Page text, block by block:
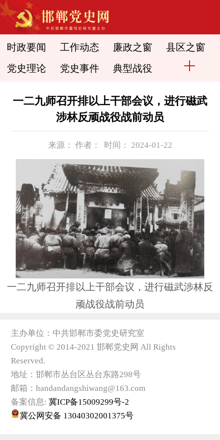
时政要闻 工作动态 廉政之窗 县区之窗
党史理论 党史事件 典型战役
一二九师召开排以上干部会议，进行磁武
涉林反顽战役战前动员
来源： 作者： 时间： 2024-01-22
一二九师召开排以上干部会议，进行磁武涉林反
顽战役战前动员
主办单位：中共邯郸市委党史研究室
Copyright © 2014-2021 邯郸党史网 All Rights
Reserved.
地址：邯郸市丛台区丛台东路298号
邮箱：handandangshiwang@163.com
备案信息: 冀ICP备15009299号-2
冀公网安备 13040302001375号